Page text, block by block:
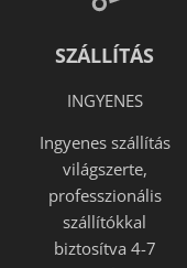
SZÁLLÍTÁS
INGYENES
Ingyenes szállítás
világszerte,
professzionális
szállítókkal
biztosítva 4-7